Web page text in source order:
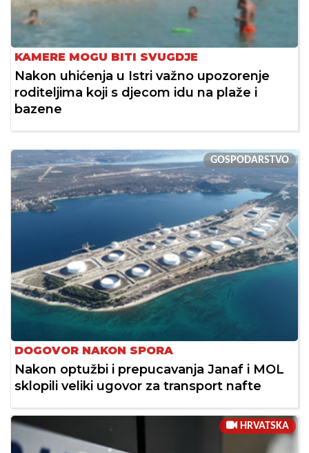
KAMERE MOGU BITI SVUGDJE
Nakon uhićenja u Istri važno upozorenje
roditeljima koji s djecom idu na plaže i
bazene
GOSPODARSTVO
DOGOVOR NAKON SPORA
Nakon optužbi i prepucavanja Janaf i MOL
sklopili veliki ugovor za transport nafte
HRVATSKA